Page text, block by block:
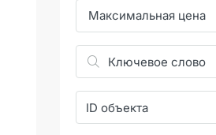
Максимальная цена